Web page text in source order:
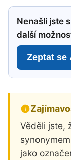
Nenašli jste
další
Zeptat se
Věděli jste,
jako